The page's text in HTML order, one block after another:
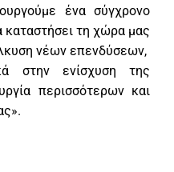
ένα σύγχρονο
καταστήσει τη χώρα μας
νέων επενδύσεων,
στην ενίσχυση της
περισσότερων και